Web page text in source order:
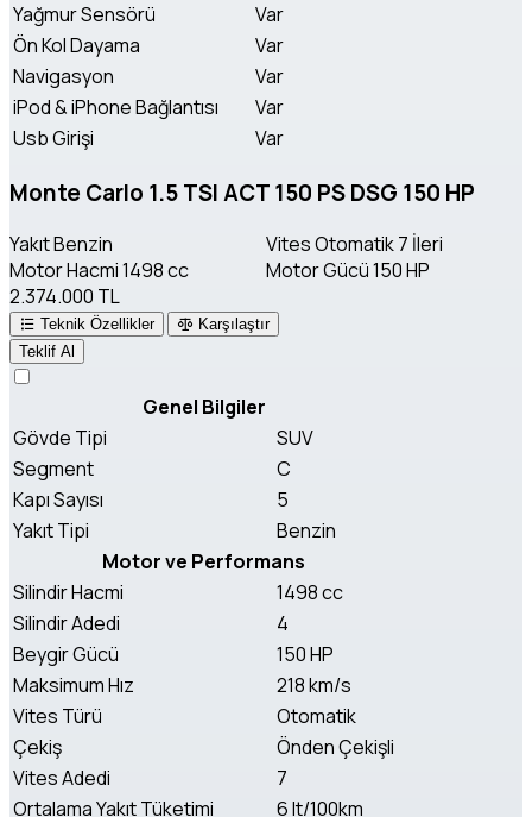
Yağmur Sensörü
Var
Ön Kol Dayama
Var
Navigasyon
Var
iPod & iPhone Bağlantısı
Var
Usb Girişi
Var
Monte Carlo 1.5 TSI ACT 150 PS DSG 150 HP
YakıtBenzin VitesOtomatik 7 İleri
Motor Hacmi1498 cc Motor Gücü150 HP
2.374.000 TL
Teknik Özellikler
Karşılaştır
Teklif Al
Genel Bilgiler
Gövde Tipi
SUV
Segment
C
Kapı Sayısı
5
Yakıt Tipi
Benzin
Motor ve Performans
Silindir Hacmi
1498 cc
Silindir Adedi
4
Beygir Gücü
150 HP
Maksimum Hız
218 km/s
Vites Türü
Otomatik
Çekiş
Önden Çekişli
Vites Adedi
7
Ortalama Yakıt Tüketimi
6 lt/100km